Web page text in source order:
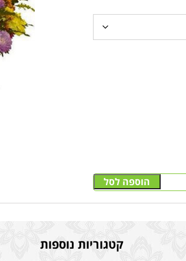
הוספה לסל
קטגוריות נוספות